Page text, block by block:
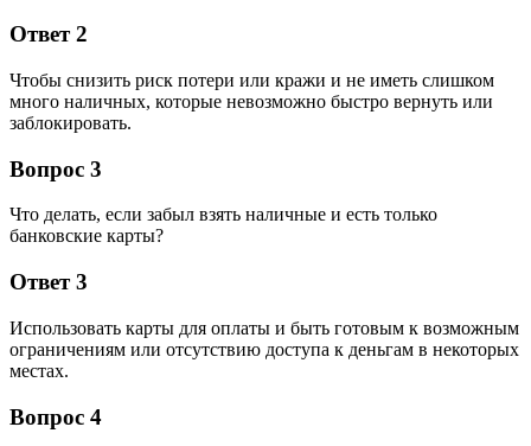
Ответ 2
Чтобы снизить риск потери или кражи и не иметь слишком
много наличных, которые невозможно быстро вернуть или
заблокировать.
Вопрос 3
Что делать, если забыл взять наличные и есть только
банковские карты?
Ответ 3
Использовать карты для оплаты и быть готовым к возможным
ограничениям или отсутствию доступа к деньгам в некоторых
местах.
Вопрос 4